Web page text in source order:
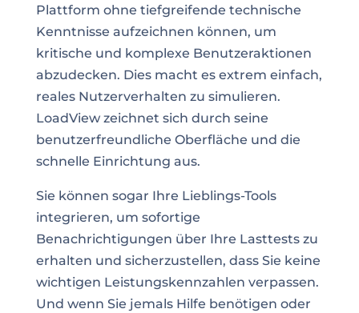
Plattform ohne tiefgreifende technische
Kenntnisse aufzeichnen können, um
kritische und komplexe Benutzeraktionen
abzudecken. Dies macht es extrem einfach,
reales Nutzerverhalten zu simulieren.
LoadView zeichnet sich durch seine
benutzerfreundliche Oberfläche und die
schnelle Einrichtung aus.
Sie können sogar Ihre Lieblings-Tools
integrieren, um sofortige
Benachrichtigungen über Ihre Lasttests zu
erhalten und sicherzustellen, dass Sie keine
wichtigen Leistungskennzahlen verpassen.
Und wenn Sie jemals Hilfe benötigen oder